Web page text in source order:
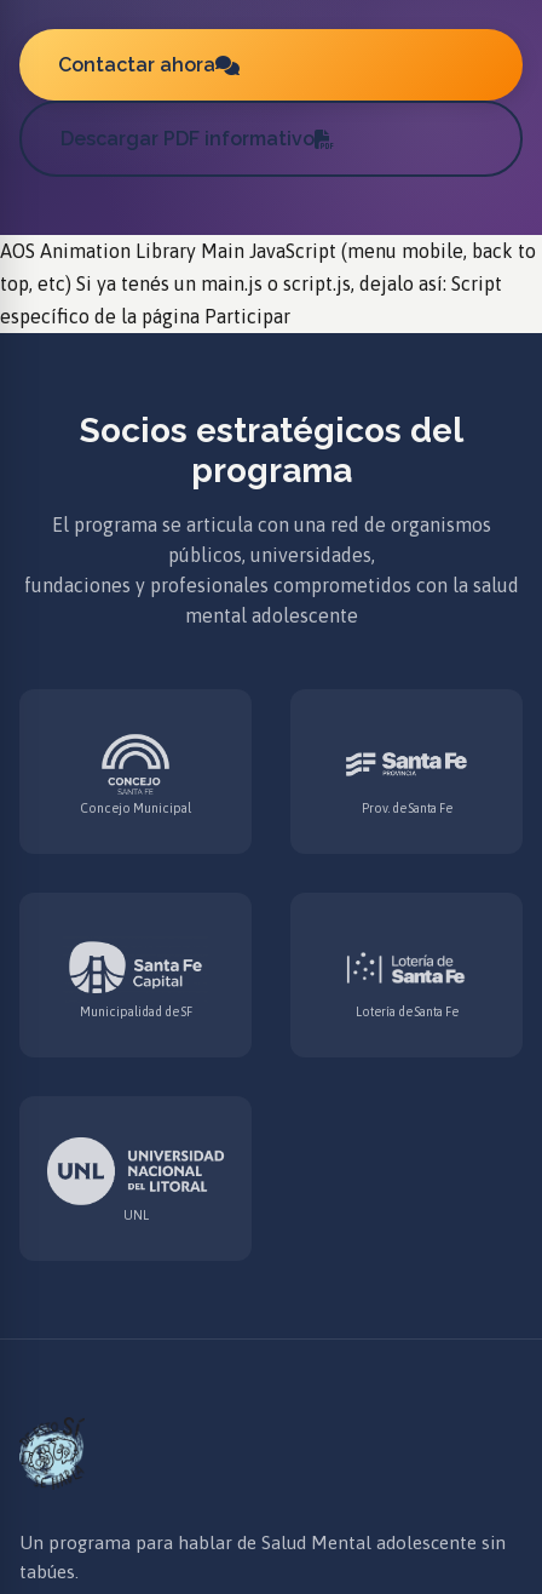
Contactar ahora
Descargar PDF informativo
AOS Animation Library Main JavaScript (menu mobile, back to
top, etc) Si ya tenés un main.js o script.js, dejalo así: Script
específico de la página Participar
Socios estratégicos del
programa
El programa se articula con una red de organismos
públicos, universidades,
fundaciones y profesionales comprometidos con la salud
mental adolescente
Concejo Municipal Prov. de Santa Fe
Municipalidad de SF Lotería de Santa Fe
UNL
Un programa para hablar de Salud Mental adolescente sin
tabúes.